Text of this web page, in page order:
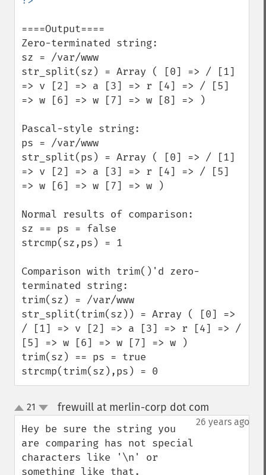
====Output====
Zero-terminated string:
sz = /var/www
str_split(sz) = Array ( [0] => / [1]
=> v [2] => a [3] => r [4] => / [5]
=> w [6] => w [7] => w [8] => )
Pascal-style string:
ps = /var/www
str_split(ps) = Array ( [0] => / [1]
=> v [2] => a [3] => r [4] => / [5]
=> w [6] => w [7] => w )
Normal results of comparison:
sz == ps = false
strcmp(sz,ps) = 1
Comparison with trim()'d zero-
terminated string:
trim(sz) = /var/www
str_split(trim(sz)) = Array ( [0] =>
/ [1] => v [2] => a [3] => r [4] => /
[5] => w [6] => w [7] => w )
trim(sz) == ps = true
strcmp(trim(sz),ps) = 0
up
down
21 frewuill at merlin-corp dot com
26 years ago
Hey be sure the string you
are comparing has not special
characters like '\n' or
something like that.